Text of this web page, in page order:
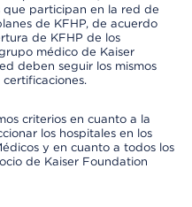
que participan en la red de
de KFHP, de acuerdo
de KFHP de los
médico de Kaiser
deben seguir los mismos
criterios en cuanto a la
los hospitales en los
y en cuanto a todos los
de Kaiser Foundation